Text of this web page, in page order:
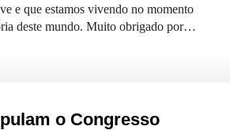
e que estamos vivendo no momento
deste mundo. Muito obrigado por…
o Congresso